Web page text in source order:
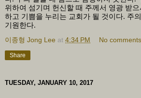
위하여 섬기며 헌신할 때 주께서 영광 받
하고 기쁨을 누리는 교회가 될 것이다. 주
기원한다.
이종형 Jong Lee at 4:34 PM No
Share
TUESDAY, JANUARY 10, 2017